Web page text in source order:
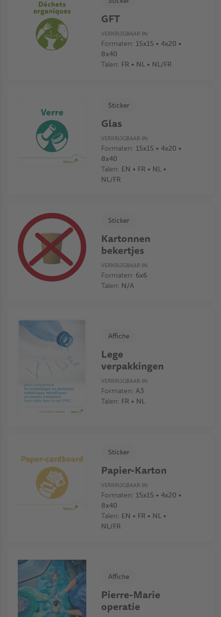
GFT
VERKRIJGBAAR IN:
Formaten: 15x15 • 4x20 •
8x40
Talen: FR • NL • NL/FR
Sticker
Glas
VERKRIJGBAAR IN:
Formaten: 15x15 • 4x20 •
8x40
Talen: EN • FR • NL •
NL/FR
Sticker
Kartonnen
bekertjes
VERKRIJGBAAR IN:
Formaten: 6x6
Talen: N/A
Affiche
Lege
verpakkingen
VERKRIJGBAAR IN:
Formaten: A3
Talen: FR • NL
Sticker
Papier-Karton
VERKRIJGBAAR IN:
Formaten: 15x15 • 4x20 •
8x40
Talen: EN • FR • NL •
NL/FR
Affiche
Pierre-Marie
operatie